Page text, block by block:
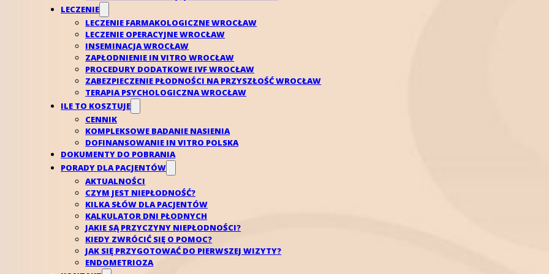
LECZENIE
LECZENIE FARMAKOLOGICZNE WROCŁAW
LECZENIE OPERACYJNE WROCŁAW
INSEMINACJA WROCŁAW
ZAPŁODNIENIE IN VITRO WROCŁAW
PROCEDURY DODATKOWE IVF WROCŁAW
ZABEZPIECZENIE PŁODNOŚCI NA PRZYSZŁOŚĆ WROCŁAW
TERAPIA PSYCHOLOGICZNA WROCŁAW
ILE TO KOSZTUJE
CENNIK
KOMPLEKSOWE BADANIE NASIENIA
DOFINANSOWANIE IN VITRO POLSKA
DOKUMENTY DO POBRANIA
PORADY DLA PACJENTÓW
AKTUALNOŚCI
CZYM JEST NIEPŁODNOŚĆ?
KILKA SŁÓW DLA PACJENTÓW
KALKULATOR DNI PŁODNYCH
JAKIE SĄ PRZYCZYNY NIEPŁODNOŚCI?
KIEDY ZWRÓCIĆ SIĘ O POMOC?
JAK SIĘ PRZYGOTOWAĆ DO PIERWSZEJ WIZYTY?
ENDOMETRIOZA
Co to jest ocena rezerwy jajnikowej – badanie AMH (ang. Anti-Müllerian hormone)?